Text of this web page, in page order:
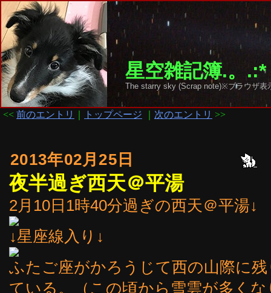
星空雑記簿.。
The starry sky (Scrap note)※ブラウザ
<< 前のエントリ トップページ 次のエントリ >>
2013年02月25日
夜半過ぎ西天＠平湯
2月10日1時40分過ぎの西天＠平湯↓
↓星座線入り↓
ふたご座がかろうじて西の山際に
ている。（この頃から雪雲が多く